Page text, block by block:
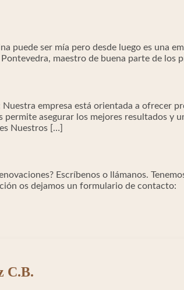
puede ser mía pero desde luego es una
maestro de buena parte de
empresa está orientada a ofrecer
permite asegurar los mejores resultados y
Nuestros […]
Escríbenos o llámanos.
os dejamos un formulario de
C.B.